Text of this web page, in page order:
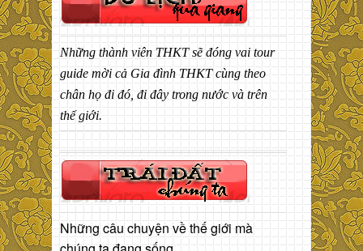
Những thành viên THKT sẽ đóng vai tour
guide mời cả Gia đình THKT cùng theo
chân họ đi đó, đi đây trong nước và trên
thế giới.
Những câu chuyện về thế giới mà